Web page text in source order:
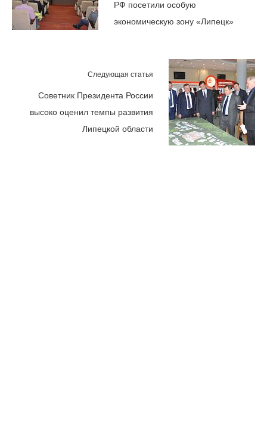
РФ посетили особую
экономическую зону «Липецк»
Следующая статья
Советник Президента России
высоко оценил темпы развития
Липецкой области